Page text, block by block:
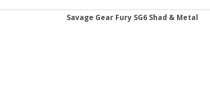
Savage Gear Fury SG6 Shad & Metal